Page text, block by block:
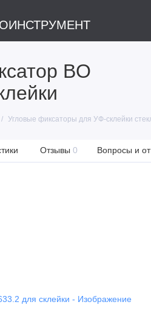
BO
Угловые фиксаторы для УФ-склейки
Отзывы 0 Вопросы и